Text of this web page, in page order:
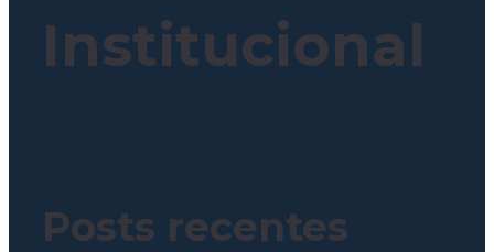
Institucional
Posts recentes